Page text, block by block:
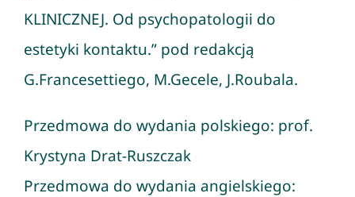
KLINICZNEJ. Od psychopatologii do
estetyki kontaktu.” pod redakcją
G.Francesettiego, M.Gecele, J.Roubala.
Przedmowa do wydania polskiego: prof.
Krystyna Drat-Ruszczak
Przedmowa do wydania angielskiego: